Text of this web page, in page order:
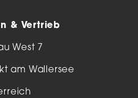
& Vertrieb
West 7
am Wallersee